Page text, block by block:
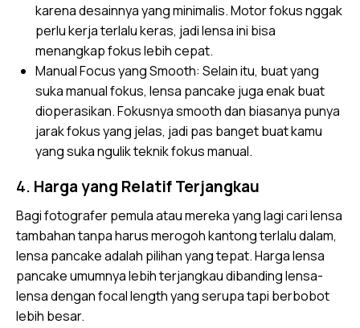
karena desainnya yang minimalis. Motor fokus nggak
perlu kerja terlalu keras, jadi lensa ini bisa
menangkap fokus lebih cepat.
Manual Focus yang Smooth: Selain itu, buat yang
suka manual fokus, lensa pancake juga enak buat
dioperasikan. Fokusnya smooth dan biasanya punya
jarak fokus yang jelas, jadi pas banget buat kamu
yang suka ngulik teknik fokus manual.
4. Harga yang Relatif Terjangkau
Bagi fotografer pemula atau mereka yang lagi cari lensa
tambahan tanpa harus merogoh kantong terlalu dalam,
lensa pancake adalah pilihan yang tepat. Harga lensa
pancake umumnya lebih terjangkau dibanding lensa-
lensa dengan focal length yang serupa tapi berbobot
lebih besar.